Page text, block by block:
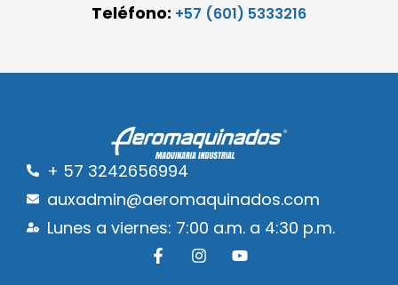
Teléfono: +57 (601) 5333216
+ 57 3242656994
auxadmin@aeromaquinados.com
Lunes a viernes: 7:00 a.m. a 4:30 p.m.